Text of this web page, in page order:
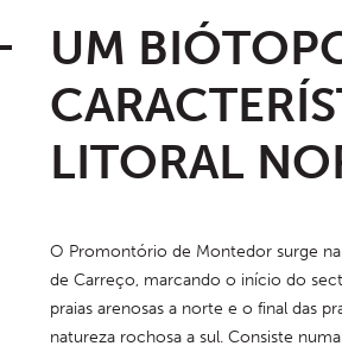
UM
LITORAL
O Promontório de Montedor surge na
de Carreço, marcando o início do
praias arenosas a norte e o final das
natureza rochosa a sul. Consiste